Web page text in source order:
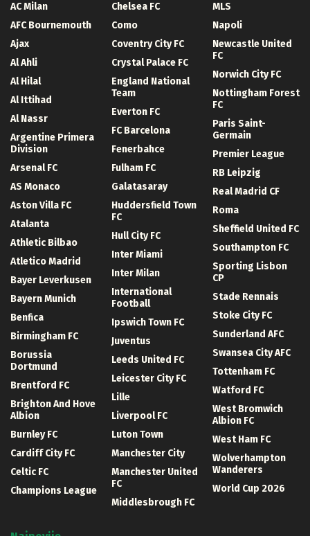
AC Milan
AFC Bournemouth
Ajax
Al Ahli
Al Hilal
Al Ittihad
Al Nassr
Argentine Primera
Division
Arsenal FC
AS Monaco
Aston Villa FC
Atalanta
Athletic Bilbao
Atletico Madrid
Bayer Leverkusen
Bayern Munich
Benfica
Birmingham FC
Borussia
Dortmund
Brentford FC
Brighton And Hove
Albion
Burnley FC
Cardiff City FC
Celtic FC
Champions League
Chelsea FC
Como
Coventry City FC
Crystal Palace FC
England National
Team
Everton FC
FC Barcelona
Fenerbahce
Fulham FC
Galatasaray
Huddersfield Town
FC
Hull City FC
Inter Miami
Inter Milan
International
Football
Ipswich Town FC
Juventus
Leeds United FC
Leicester City FC
Lille
Liverpool FC
Luton Town
Manchester City
Manchester United
FC
Middlesbrough FC
MLS
Napoli
Newcastle United
FC
Norwich City FC
Nottingham Forest
FC
Paris Saint-
Germain
Premier League
RB Leipzig
Real Madrid CF
Roma
Sheffield United FC
Southampton FC
Sporting Lisbon
CP
Stade Rennais
Stoke City FC
Sunderland AFC
Swansea City AFC
Tottenham FC
Watford FC
West Bromwich
Albion FC
West Ham FC
Wolverhampton
Wanderers
World Cup 2026